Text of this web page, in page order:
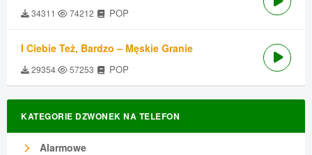
34311 74212 POP
I Ciebie Też, Bardzo – Męskie Granie
29354 57253 POP
KATEGORIE DZWONEK NA TELEFON
Alarmowe